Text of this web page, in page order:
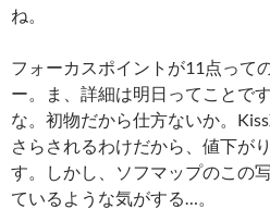
ね。
フォーカスポイントが11点って
ー。ま、詳細は明日ってことで
な。初物だから仕方ないか。
さらされるわけだから、値下が
す。しかし、ソフマップのこの
ているような気がする…。